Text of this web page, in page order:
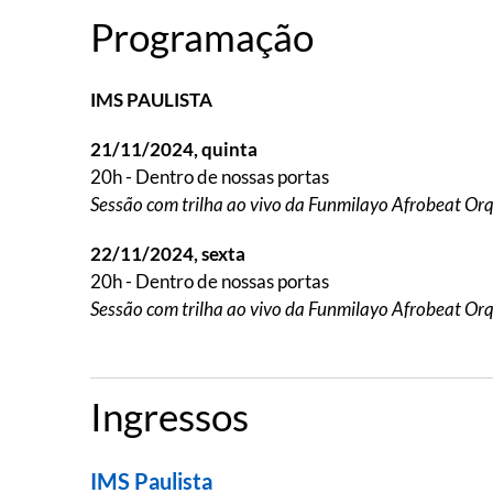
Programação
IMS PAULISTA
21/11/2024, quinta
20h - Dentro de nossas portas
Sessão com trilha ao vivo da Funmilayo Afrobeat
22/11/2024, sexta
20h - Dentro de nossas portas
Sessão com trilha ao vivo da Funmilayo Afrobeat
Ingressos
IMS Paulista